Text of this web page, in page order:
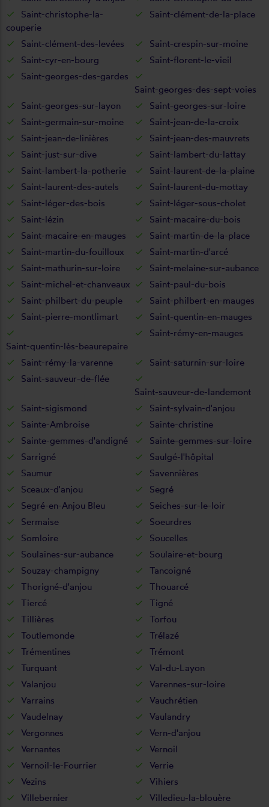
Saint-christophe-la-
couperie
Saint-clément-de-la-place
Saint-clément-des-levées
Saint-crespin-sur-moine
Saint-cyr-en-bourg
Saint-florent-le-vieil
Saint-georges-des-gardes
Saint-georges-des-sept-voies
Saint-georges-sur-layon
Saint-georges-sur-loire
Saint-germain-sur-moine
Saint-jean-de-la-croix
Saint-jean-de-linières
Saint-jean-des-mauvrets
Saint-just-sur-dive
Saint-lambert-du-lattay
Saint-lambert-la-potherie
Saint-laurent-de-la-plaine
Saint-laurent-des-autels
Saint-laurent-du-mottay
Saint-léger-des-bois
Saint-léger-sous-cholet
Saint-lézin
Saint-macaire-du-bois
Saint-macaire-en-mauges
Saint-martin-de-la-place
Saint-martin-du-fouilloux
Saint-martin-d'arcé
Saint-mathurin-sur-loire
Saint-melaine-sur-aubance
Saint-michel-et-chanveaux
Saint-paul-du-bois
Saint-philbert-du-peuple
Saint-philbert-en-mauges
Saint-pierre-montlimart
Saint-quentin-en-mauges
Saint-quentin-lès-beaurepaire
Saint-rémy-en-mauges
Saint-rémy-la-varenne
Saint-saturnin-sur-loire
Saint-sauveur-de-flée
Saint-sauveur-de-landemont
Saint-sigismond
Saint-sylvain-d'anjou
Sainte-Ambroise
Sainte-christine
Sainte-gemmes-d'andigné
Sainte-gemmes-sur-loire
Sarrigné
Saulgé-l'hôpital
Saumur
Savennières
Sceaux-d'anjou
Segré
Segré-en-Anjou Bleu
Seiches-sur-le-loir
Sermaise
Soeurdres
Somloire
Soucelles
Soulaines-sur-aubance
Soulaire-et-bourg
Souzay-champigny
Tancoigné
Thorigné-d'anjou
Thouarcé
Tiercé
Tigné
Tillières
Torfou
Toutlemonde
Trélazé
Trémentines
Trémont
Turquant
Val-du-Layon
Valanjou
Varennes-sur-loire
Varrains
Vauchrétien
Vaudelnay
Vaulandry
Vergonnes
Vern-d'anjou
Vernantes
Vernoil
Vernoil-le-Fourrier
Verrie
Vezins
Vihiers
Villebernier
Villedieu-la-blouère